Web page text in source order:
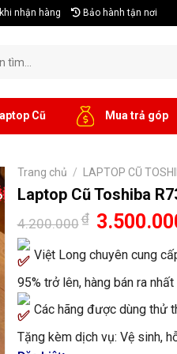
nhận hàng Bảo hành tận nơi
Cũ Mua trả góp
Trang chủ / LAPTOP CŨ
Laptop Cũ Toshiba
4.200.000₫ Giá
gốc
4.200.000₫.
Việt Long chuyên cung
95% trở lên, hàng bán ra
Các hãng được dùng thử
Tặng kèm dịch vụ: Vệ sinh,